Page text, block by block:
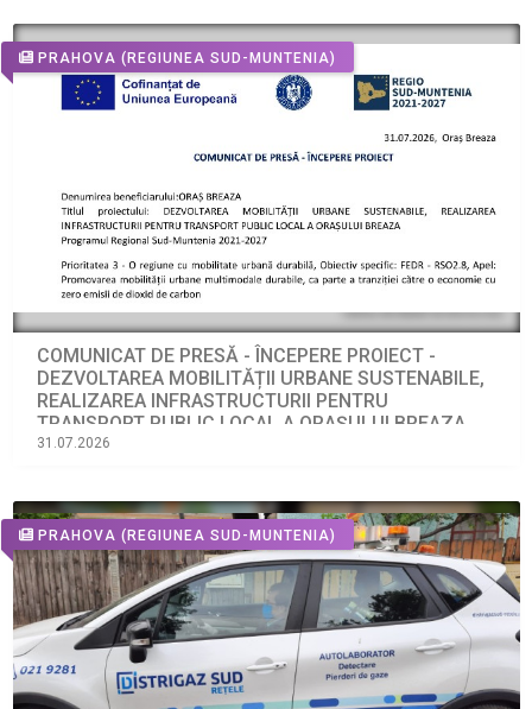
PRAHOVA (REGIUNEA SUD-MUNTENIA)
COMUNICAT DE PRESĂ - ÎNCEPERE PROIECT -
DEZVOLTAREA MOBILITĂȚII URBANE SUSTENABILE,
REALIZAREA INFRASTRUCTURII PENTRU
TRANSPORT PUBLIC LOCAL A ORAȘULUI BREAZA
Programul Regional Sud-Muntenia 2021-2027
31.07.2026
PRAHOVA (REGIUNEA SUD-MUNTENIA)